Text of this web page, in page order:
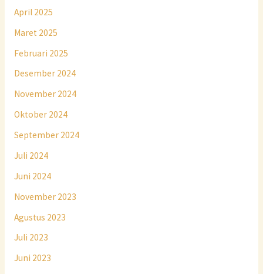
April 2025
Maret 2025
Februari 2025
Desember 2024
November 2024
Oktober 2024
September 2024
Juli 2024
Juni 2024
November 2023
Agustus 2023
Juli 2023
Juni 2023